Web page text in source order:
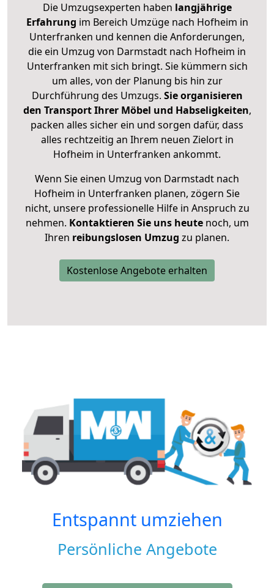
Die Umzugsexperten haben langjährige
Erfahrung im Bereich Umzüge nach Hofheim in
Unterfranken und kennen die Anforderungen,
die ein Umzug von Darmstadt nach Hofheim in
Unterfranken mit sich bringt. Sie kümmern sich
um alles, von der Planung bis hin zur
Durchführung des Umzugs. Sie organisieren
den Transport Ihrer Möbel und Habseligkeiten,
packen alles sicher ein und sorgen dafür, dass
alles rechtzeitig an Ihrem neuen Zielort in
Hofheim in Unterfranken ankommt.
Wenn Sie einen Umzug von Darmstadt nach
Hofheim in Unterfranken planen, zögern Sie
nicht, unsere professionelle Hilfe in Anspruch zu
nehmen. Kontaktieren Sie uns heutenoch, um
Ihren reibungslosen Umzug zu planen.
Kostenlose Angebote erhalten
Entspannt umziehen
Persönliche Angebote